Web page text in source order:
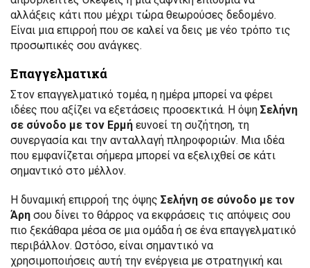
αλλάξεις κάτι που μέχρι τώρα θεωρούσες δεδομένο.
Είναι μια επιρροή που σε καλεί να δεις με νέο τρόπο τις
προσωπικές σου ανάγκες.
Επαγγελματικά
Στον επαγγελματικό τομέα, η ημέρα μπορεί να φέρει
ιδέες που αξίζει να εξετάσεις προσεκτικά. Η όψη Σελήνη
σε σύνοδο με τον Ερμή ευνοεί τη συζήτηση, τη
συνεργασία και την ανταλλαγή πληροφοριών. Μια ιδέα
που εμφανίζεται σήμερα μπορεί να εξελιχθεί σε κάτι
σημαντικό στο μέλλον.
Η δυναμική επιρροή της όψης Σελήνη σε σύνοδο με τον
Άρη σου δίνει το θάρρος να εκφράσεις τις απόψεις σου
πιο ξεκάθαρα μέσα σε μια ομάδα ή σε ένα επαγγελματικό
περιβάλλον. Ωστόσο, είναι σημαντικό να
χρησιμοποιήσεις αυτή την ενέργεια με στρατηγική και